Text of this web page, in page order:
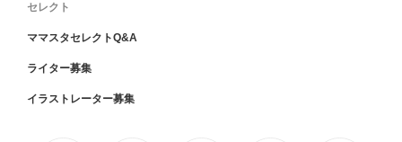
セレクト
ママスタセレクトQ&A
ライター募集
イラストレーター募集